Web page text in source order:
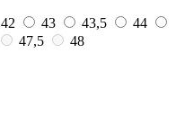
42 43 43,5
44
47,5
48